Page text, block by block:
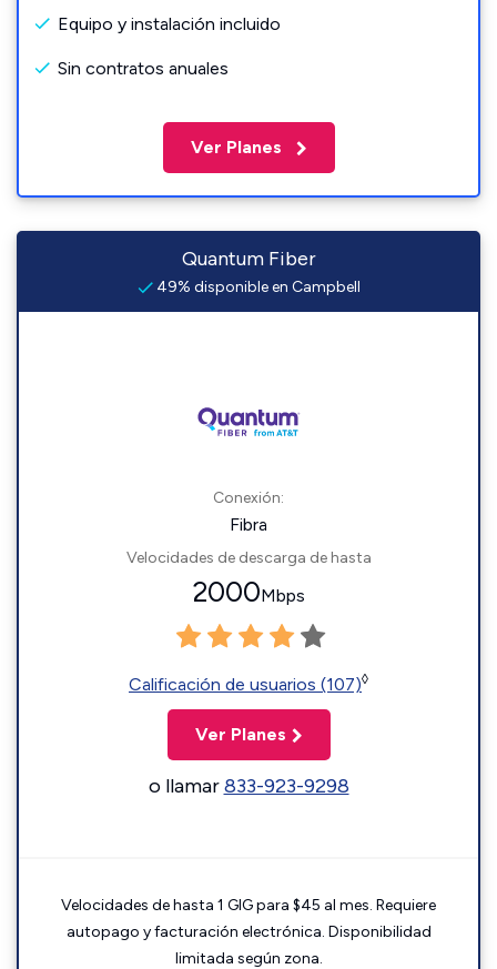
Equipo y instalación incluido
Sin contratos anuales
Ver Planes
Quantum Fiber
49% disponible en Campbell
Conexión:
Fibra
Velocidades de descarga de hasta
2000Mbps
Calificación de usuarios (107)◊
Ver Planes
o llamar833-923-9298
Velocidades de hasta 1 GIG para $45 al mes. Requiere
autopago y facturación electrónica. Disponibilidad
limitada según zona.